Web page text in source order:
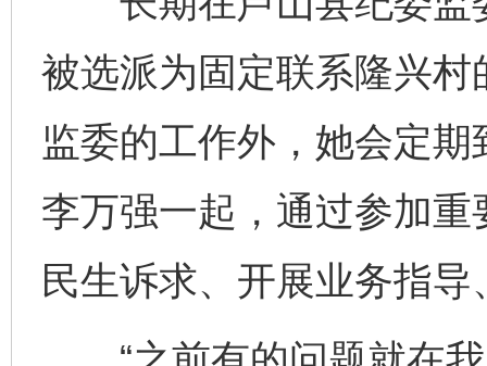
被选派为固定联系隆兴
监委的工作外，她会定
李万强一起，通过参加
民生诉求、开展业务指